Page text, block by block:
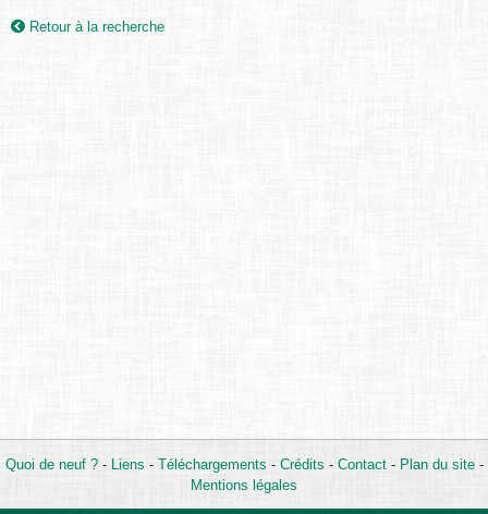
Retour à la recherche
Quoi de neuf ?- Liens - Téléchargements - Crédits - Contact- Plan du site-
Mentions légales